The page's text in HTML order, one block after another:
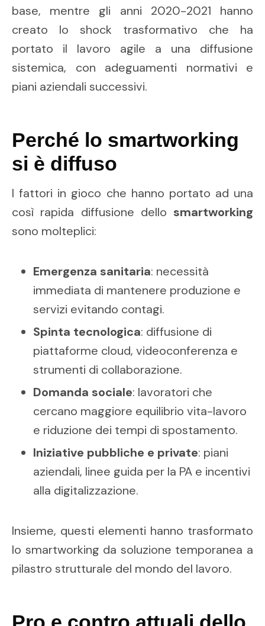
base, mentre gli anni 2020-2021 hanno
creato lo shock trasformativo che ha
portato il lavoro agile a una diffusione
sistemica, con adeguamenti normativi e
piani aziendali successivi.
Perché lo smartworking
si è diffuso
I fattori in gioco che hanno portato ad una
così rapida diffusione dello smartworking
sono molteplici:
Emergenza sanitaria: necessità
immediata di mantenere produzione e
servizi evitando contagi.
Spinta tecnologica: diffusione di
piattaforme cloud, videoconferenza e
strumenti di collaborazione.
Domanda sociale: lavoratori che
cercano maggiore equilibrio vita-lavoro
e riduzione dei tempi di spostamento.
Iniziative pubbliche e private: piani
aziendali, linee guida per la PA e incentivi
alla digitalizzazione.
Insieme, questi elementi hanno trasformato
lo smartworking da soluzione temporanea a
pilastro strutturale del mondo del lavoro.